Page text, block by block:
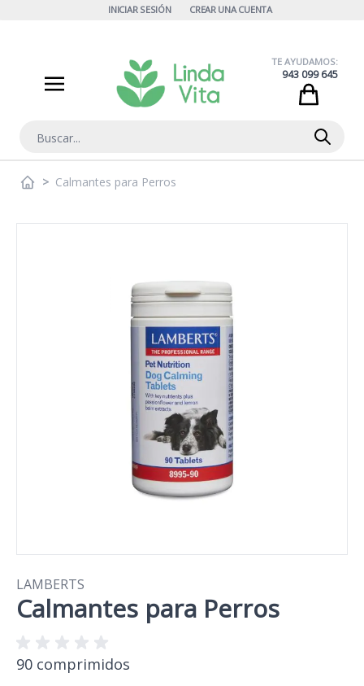
INICIAR SESIÓN CREAR UNA CUENTA
Buscar
TE AYUDAMOS:
943 099 645
> Calmantes para Perros
LAMBERTS
Calmantes para Perros
90 comprimidos